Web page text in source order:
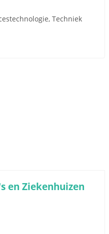
Techniek
en Ziekenhuizen